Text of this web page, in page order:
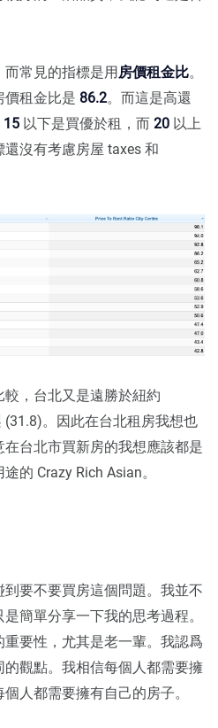
常見的指標是用房價租金比。
價租金比是 86.2。而這是高還
15 以下是買優於租，而 20 以上
沒有考慮房屋 taxes 和
，台北又是遠勝於紐約
。因此在台北租房我想也
台北市買新房的我想應該都是
的 Crazy Rich Asian。
要不要買房這個問題。我並不
簡單分享一下我的思考過程。
要性，尤其是老一輩。我認爲
觀點。我相信每個人都需要擁
人都需要擁有自己的房子。